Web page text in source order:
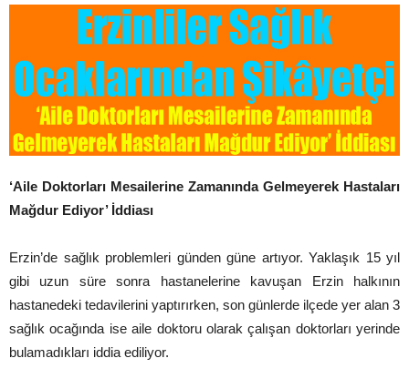
‘Aile Doktorları Mesailerine Zamanında Gelmeyerek Hastaları
Mağdur Ediyor’ İddiası
Erzin’de sağlık problemleri günden güne artıyor. Yaklaşık 15 yıl
gibi uzun süre sonra hastanelerine kavuşan Erzin halkının
hastanedeki tedavilerini yaptırırken, son günlerde ilçede yer alan 3
sağlık ocağında ise aile doktoru olarak çalışan doktorları yerinde
bulamadıkları iddia ediliyor.